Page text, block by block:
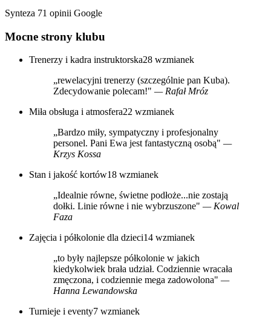
Synteza 71 opinii Google
Mocne strony klubu
Trenerzy i kadra instruktorska28 wzmianek
„rewelacyjni trenerzy (szczególnie pan Kuba).
Zdecydowanie polecam!" — Rafał Mróz
Miła obsługa i atmosfera22 wzmianek
„Bardzo miły, sympatyczny i profesjonalny
personel. Pani Ewa jest fantastyczną osobą" —
Krzys Kossa
Stan i jakość kortów18 wzmianek
„Idealnie równe, świetne podłoże...nie zostają
dołki. Linie równe i nie wybrzuszone" — Kowal
Faza
Zajęcia i półkolonie dla dzieci14 wzmianek
„to były najlepsze półkolonie w jakich
kiedykolwiek brała udział. Codziennie wracała
zmęczona, i codziennie mega zadowolona" —
Hanna Lewandowska
Turnieje i eventy7 wzmianek